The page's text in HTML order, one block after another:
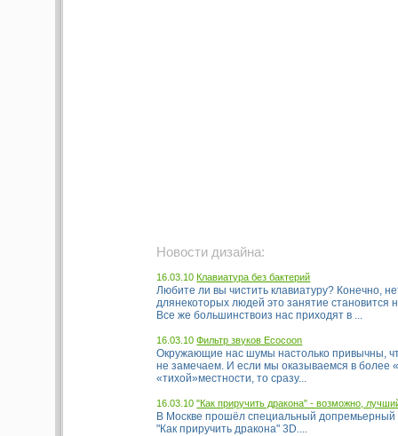
Новости дизайна:
16.03.10Клавиатура без бактерий
Любите ли вы чистить клавиатуру? Конечно,
длянекоторых людей это занятие становится
Все же большинствоиз нас приходят в ...
16.03.10Фильтр звуков Ecocoon
Окружающие нас шумы настолько привычны,
не замечаем. И если мы оказываемся в более
«тихой»местности, то сразу...
16.03.10"Как приручить дракона" - возможно,
В Москве прошёл специальный допремьерный
"Как приручить дракона" 3D....